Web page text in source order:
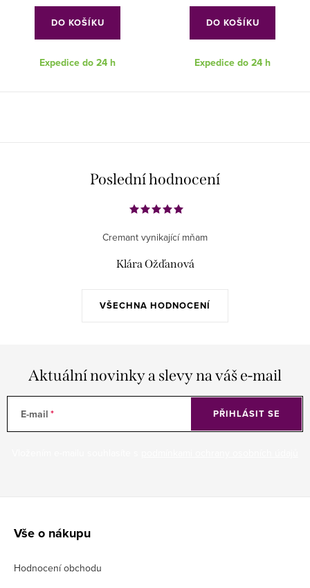
DO KOŠÍKU
Expedice do 24 h
DO KOŠÍKU
Expedice do 24 h
Poslední hodnocení
VŠECHNA HODNOCENÍ
Cremant vynikající mňam
Klára Ožďanová
Aktuální novinky a slevy na váš e-mail
E-mail PŘIHLÁSIT SE
Vše o nákupu
Hodnocení obchodu